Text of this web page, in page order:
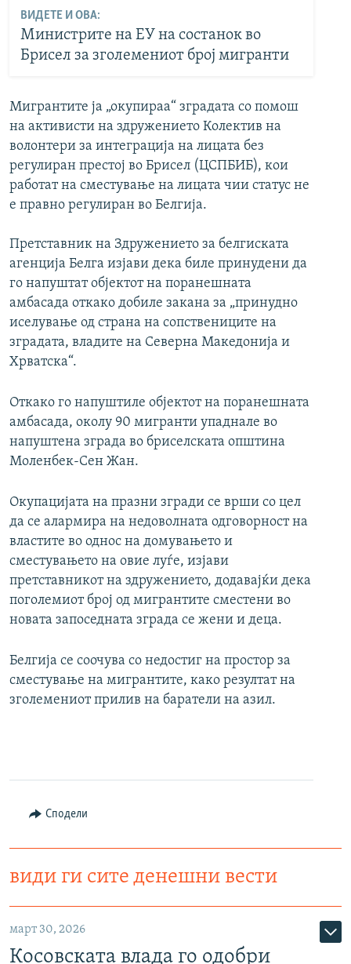
ВИДЕТЕ И ОВА:
Министрите на ЕУ на состанок во
Брисел за зголемениот број мигранти
Мигрантите ја „окупираа“ зградата со помош
на активисти на здружението Колектив на
волонтери за интеграција на лицата без
регулиран престој во Брисел (ЦСПБИБ), кои
работат на сместување на лицата чии статус не
е правно регулиран во Белгија.
Претставник на Здружението за белгиската
агенција Белга изјави дека биле принудени да
го напуштат објектот на поранешната
амбасада откако добиле закана за „принудно
иселување од страна на сопствениците на
зградата, владите на Северна Македонија и
Хрватска“.
Откако го напуштиле објектот на поранешната
амбасада, околу 90 мигранти упаднале во
напуштена зграда во бриселската општина
Моленбек-Сен Жан.
Окупацијата на празни згради се врши со цел
да се алармира на недоволната одговорност на
властите во однос на домувањето и
сместувањето на овие луѓе, изјави
претставникот на здружението, додавајќи дека
поголемиот број од мигрантите сместени во
новата запоседната зграда се жени и деца.
Белгија се соочува со недостиг на простор за
сместување на мигрантите, како резултат на
зголемениот прилив на баратели на азил.
Сподели
види ги сите денешни вести
март 30, 2026
Косовската влада го одобри